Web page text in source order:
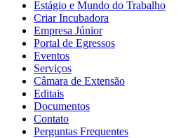
Estágio e Mundo do Trabalho
Criar Incubadora
Empresa Júnior
Portal de Egressos
Eventos
Serviços
Câmara de Extensão
Editais
Documentos
Contato
Perguntas Frequentes